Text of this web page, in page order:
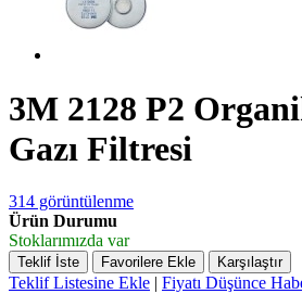
3M 2128 P2
Gazı Filtresi
314 görüntülenme
Ürün Durumu
Stoklarımızda var
Teklif İste Favorilere Ekle Karşılaştır
Teklif Listesine Ekle | Fiyatı Düşünce